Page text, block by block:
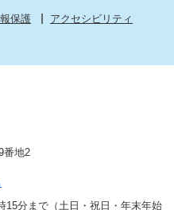
保護
アクセシビリティ
番地2
15分まで（土日・祝日・年末年始